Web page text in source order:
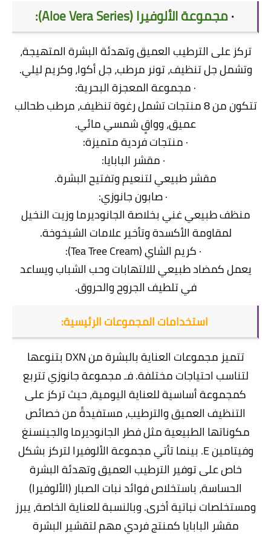
·مجموعة الألوفيرا (Aloe Vera Series):
تركز على الترطيب العميق وتهدئة البشرة المتهيجة،
وتشمل جل تنظيف، تونر مرطب، جل أكوا، وكريم ليلي.
· مجموعة المعجزة البحرية:
تتكون من 8 منتجات تشمل رغوة تنظيف، مرطب طحالب
عميق، وواقٍ شمسي مائي.
· منتجات فردية متميزة:
· مقشر البابايا:
مقشر طبيعي لتنعيم وتفتيح البشرة.
· صابون جانوزي:
منظف طبيعي غني بخلاصة الجانوديرما وزيت النخيل
لمقاومة الأكسدة وتأخير علامات الشيخوخة.
· كريم الشاي (Tea Tree Cream):
يعمل كمضاد طبيعي للالتهابات وحب الشباب ويساعد
في تلطيف الجروح والحروق.
استخدامات المجموعات الرئيسية:
تتميز مجموعات العناية بالبشرة من DXN بتنوعها
لتناسب احتياجات مختلفة. فـ مجموعة جانوزي تتربع
كمجموعة أساسية للعناية اليومية، حيث تركز على
التنظيف العميق والترطيب، مستفيدةً من خصائص
مكوناتها الطبيعية مثل فطر الجانوديرما والجينسنغ
وفيتامين E. بينما تأتي مجموعة الألوفيرا لتركز بشكل
خاص على توفير الترطيب العميق وتهدئة البشرة
الحساسة، باستخلاص فوائد نبات الصبار (الألوفيرا)
ومستخلصات نباتية أخرى. وبالنسبة للعناية الخاصة، يبرز
مقشر البابايا كمنتج فردي مهم لتقشير البشرة